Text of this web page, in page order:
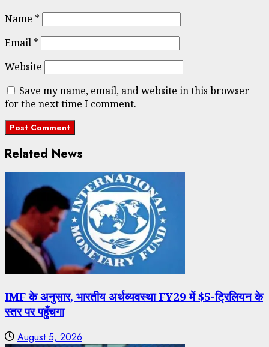
Name *
Email *
Website
Save my name, email, and website in this browser
for the next time I comment.
Related News
IMF के अनुसार, भारतीय अर्थव्यवस्था FY29 में $5-ट्रिलियन के
स्तर पर पहुँचगा
August 5, 2026